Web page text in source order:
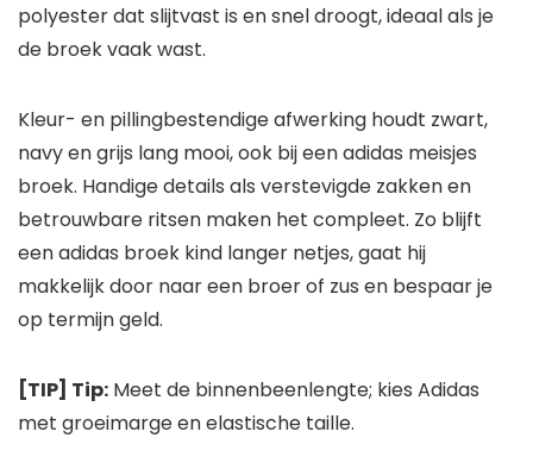
polyester dat slijtvast is en snel droogt, ideaal als je
de broek vaak wast.
Kleur- en pillingbestendige afwerking houdt zwart,
navy en grijs lang mooi, ook bij een adidas meisjes
broek. Handige details als verstevigde zakken en
betrouwbare ritsen maken het compleet. Zo blijft
een adidas broek kind langer netjes, gaat hij
makkelijk door naar een broer of zus en bespaar je
op termijn geld.
[TIP] Tip: Meet de binnenbeenlengte; kies Adidas
met groeimarge en elastische taille.